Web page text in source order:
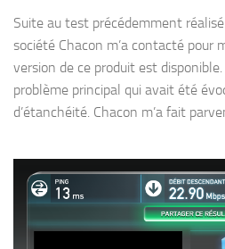
Suite au test précédemment
société Chacon m’a contacté pour
version de ce produit est
problème principal qui avait été
d’étanchéité. Chacon m’a fait